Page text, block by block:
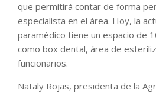
que permitirá contar de forma
especialista en el área. Hoy, la
paramédico tiene un espacio de
como box dental, área de
funcionarios.
Nataly Rojas, presidenta de la